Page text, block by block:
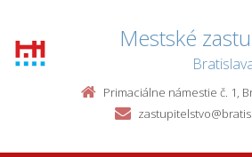
Mestské
Primaciálne námestie č. 1,